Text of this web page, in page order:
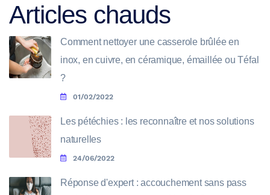
Articles chauds
Comment nettoyer une casserole brûlée en
inox, en cuivre, en céramique, émaillée ou Téfal
?
01/02/2022
Les pétéchies : les reconnaître et nos solutions
naturelles
24/06/2022
Réponse d'expert : accouchement sans pass